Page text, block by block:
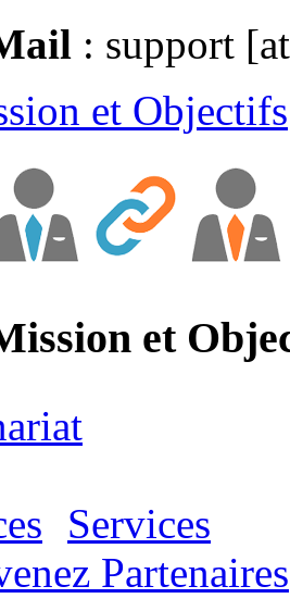
: support
et Objectifs
et
Services
Partenaires